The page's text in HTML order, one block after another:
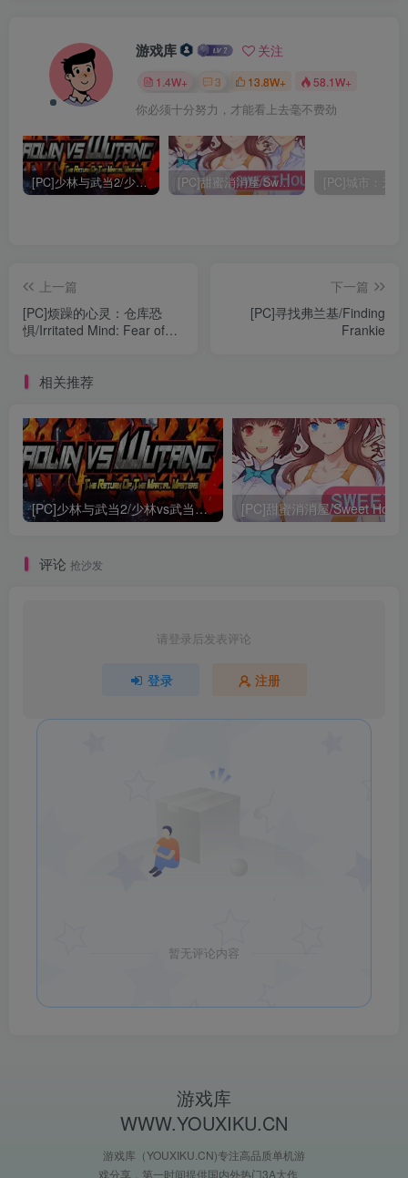
游戏库 关注
1.4W+ 3 13.8W+ 58.1W+
你必须十分努力，才能看上去毫不费劲
[PC]少林与武当2/少林vs武当2/Shaolin vs Wutang 2 [PC]甜蜜消消屋/Sweet House
上一篇
[PC]烦躁的心灵：仓库恐
惧/Irritated Mind: Fear of
下一篇
[PC]寻找弗兰基/Finding
Frankie
相关推荐
[PC]少林与武当2/少林vs武当2/Shaolin vs Wutang 2 [PC]甜蜜消消屋/Sweet
评论 抢沙发
请登录后发表评论
登录 注册
暂无评论内容
游戏库
WWW.YOUXIKU.CN
游戏库（YOUXIKU.CN)专注高品质单机游
戏分享，第一时间提供国内外热门3A大作、